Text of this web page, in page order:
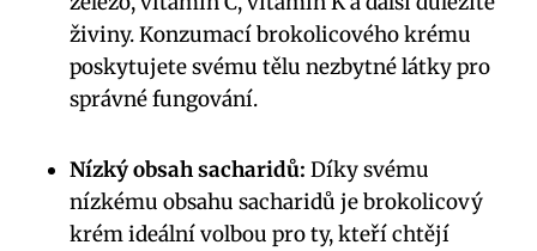
živiny. Konzumací brokolicového krému
poskytujete svému tělu nezbytné látky pro
správné fungování.
Nízký obsah sacharidů: Díky svému
nízkému obsahu sacharidů je brokolicový
krém ideální volbou pro ty, kteří chtějí